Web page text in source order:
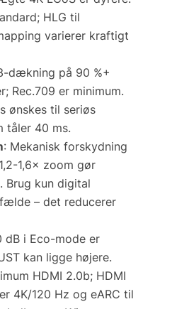
HLG til
varierer kraftigt
dækning på 90 %+
Rec.709 er minimum.
ønskes til seriøs
tåler 40 ms.
: Mekanisk forskydning
1,6× zoom gør
kun digital
– det reducerer
dB i Eco-mode er
kan ligge højere.
HDMI 2.0b; HDMI
4K/120 Hz og eARC til